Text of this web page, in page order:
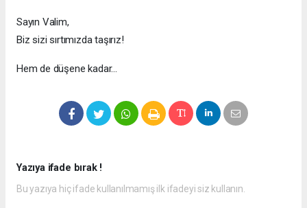
Sayın Valim,
Biz sizi sırtımızda taşırız!
Hem de düşene kadar...
Yazıya ifade bırak !
Bu yazıya hiç ifade kullanılmamış ilk ifadeyi siz kullanın.